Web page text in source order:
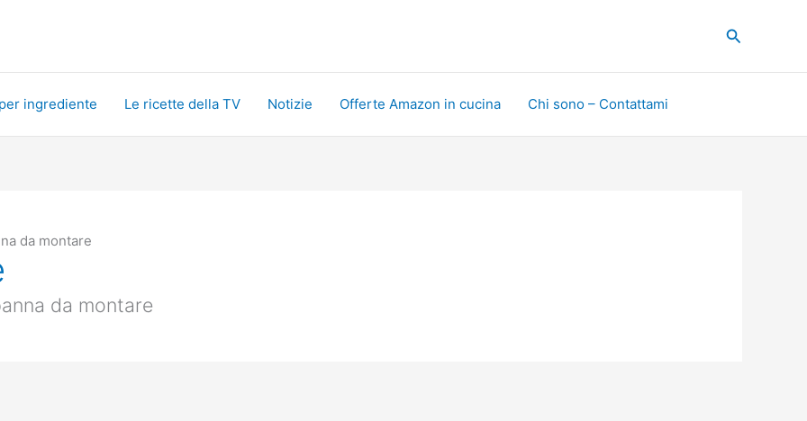
Cerca
ingrediente Le ricette della TV Notizie Offerte Amazon in cucina Chi sono – Contattami
da montare
da montare